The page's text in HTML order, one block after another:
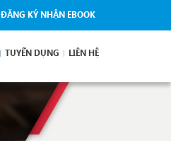
ĐĂNG KÝ NHẬN EBOOK
TUYỂN DỤNG LIÊN HỆ
Next